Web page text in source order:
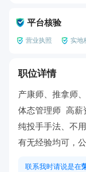
平台核验
营业执照 实地
职位详情
产康师、推拿师
体态管理师  高
纯投手手法、不
有无经验均可，
联系我时请说是在